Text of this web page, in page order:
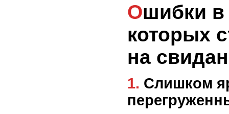
Ошибки в стиле,
которых
на
1. Слишком яркий или